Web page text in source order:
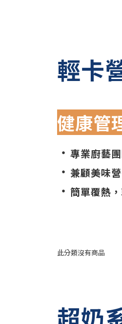
輕卡
健康管
・ 專業廚藝
・ 兼顧美味
・ 簡單覆熱
此分類沒有商品
超奶